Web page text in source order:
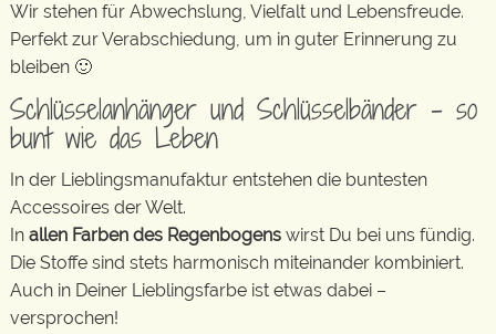
Wir stehen für Abwechslung, Vielfalt und Lebensfreude.
Perfekt zur Verabschiedung, um in guter Erinnerung zu
bleiben 🙂
Schlüsselanhänger und Schlüsselbänder – so
bunt wie das Leben
In der Lieblingsmanufaktur entstehen die buntesten
Accessoires der Welt.
In allen Farben des Regenbogens wirst Du bei uns fündig.
Die Stoffe sind stets harmonisch miteinander kombiniert.
Auch in Deiner Lieblingsfarbe ist etwas dabei –
versprochen!